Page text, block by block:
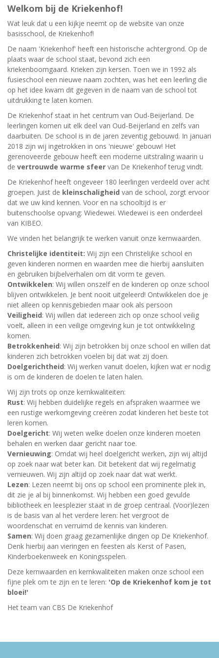
Welkom bij de Kriekenhof!
Wat leuk dat u een kijkje neemt op de website van onze
basisschool, de Kriekenhof!
De naam 'Kriekenhof' heeft een historische achtergrond. Op de
plaats waar de school staat, bevond zich een
kriekenboomgaard. Krieken zijn kersen. Toen we in 1992 als
fusieschool een nieuwe naam zochten, was het een leerling die
op het idee kwam dit gegeven in de naam van de school tot
uitdrukking te laten komen.
De Kriekenhof staat in het centrum van Oud-Beijerland. De
leerlingen komen uit elk deel van Oud-Beijerland en zelfs van
daarbuiten. De school is in de jaren zeventig gebouwd. In januari
2018 zijn wij ingetrokken in ons 'nieuwe' gebouw! Het
gerenoveerde gebouw heeft een moderne uitstraling waarin u
de vertrouwde warme sfeer van De Kriekenhof terug vindt.
De Kriekenhof heeft ongeveer 180 leerlingen verdeeld over acht
groepen. Juist de kleinschaligheid van de school, zorgt ervoor
dat we uw kind kennen. Voor en na schooltijd is er
buitenschoolse opvang: Wiedewei. Wiedewei is een onderdeel
van KIBEO.
We vinden het belangrijk te werken vanuit onze kernwaarden.
Christelijke identiteit: Wij zijn een Christelijke school en
geven kinderen normen en waarden mee die hierbij aansluiten
en gebruiken bijbelverhalen om dit vorm te geven.
Ontwikkelen: Wij willen onszelf en de kinderen op onze school
blijven ontwikkelen. Je bent nooit uitgeleerd! Ontwikkelen doe je
niet alleen op kennisgebieden maar ook als persoon
Veiligheid: Wij willen dat iedereen zich op onze school veilig
voelt, alleen in een veilige omgeving kun je tot ontwikkeling
komen.
Betrokkenheid: Wij zijn betrokken bij onze school en willen dat
kinderen zich betrokken voelen bij dat wat zij doen.
Doelgerichtheid: Wij werken vanuit doelen, kijken wat er nodig
is om de kinderen de doelen te laten halen.
Wij zijn trots op onze kernkwaliteiten:
Rust: Wij hebben duidelijke regels en afspraken waarmee we
een rustige werkomgeving creëren zodat kinderen het beste tot
leren komen.
Doelgericht: Wij weten welke doelen onze kinderen moeten
behalen en werken daar gericht naar toe.
Vernieuwing: Omdat wij heel doelgericht werken, zijn wij altijd
op zoek naar wat beter kan. Dit betekent dat wij regelmatig
vernieuwen. Wij zijn altijd op zoek naar dat wat werkt.
Lezen: Lezen neemt bij ons op school een prominente plek in,
dit zie je al bij binnenkomst. Wij hebben een goed gevulde
bibliotheek en leesplezier staat in de groep centraal. (Voor)lezen
is de basis van al het verdere leren: het vergroot de
woordenschat en verruimd de kennis van kinderen.
Samen: Wij doen graag gezamenlijke dingen op De Kriekenhof.
Denk hierbij aan vieringen en feesten als Kerst of Pasen,
Kinderboekenweek en Koningsspelen.
Deze kernwaarden en kernkwaliteiten maken onze school een
fijne plek om te zijn en te leren: 'Op de Kriekenhof kom je tot
bloei!'
Het team van CBS De Kriekenhof